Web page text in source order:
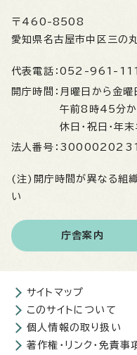
〒460-8508
愛知県名古屋市中区三の
代表電話： 052-961-
開庁時間： 月曜日から金
午前8時45分
休日・祝日・年
法人番号：
(注)開庁時間が異なる組
い
庁舎案内
サイトマップ
このサイトについて
個人情報の取り扱い
著作権・リンク・免責事